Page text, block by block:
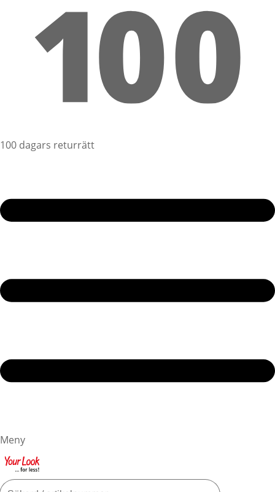
100 dagars returrätt
Meny